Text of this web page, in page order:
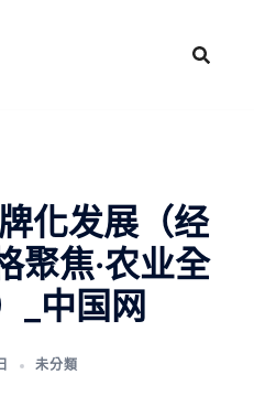
化发展（经
聚焦·农业全
_中国网
未分類